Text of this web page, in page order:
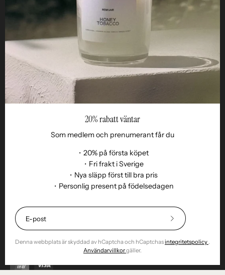
20% rabatt väntar
Som medlem och prenumerant får du
・20% på första köpet
・Fri frakt i Sverige
・Nya släpp först till bra pris
・Personlig present på födelsedagen
20%
rabatt
⎯
Denna webbplats är skyddad av hCaptcha och hCaptchasintegritetspolicy .
Användarvillkorgäller.
ETHOS
© 2026,Remoair.Alla rättigheter reserveradeShopify.
Köpvillkor
Prenumeration
Retur & byte
Integritet